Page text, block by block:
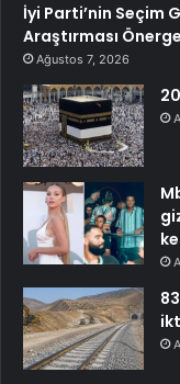
İyi Parti’nin Seçim
Araştırması
Ağustos 7, 2026